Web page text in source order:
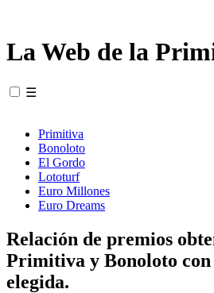
La Web de la
☰
Primitiva
Bonoloto
El Gordo
Lototurf
Euro Millones
Euro Dreams
Relación de premios
Primitiva y Bonoloto con
elegida.